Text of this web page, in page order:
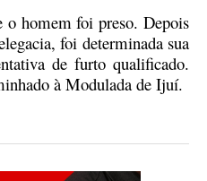
homem foi preso. Depois
foi determinada sua
de furto qualificado.
à Modulada de Ijuí.